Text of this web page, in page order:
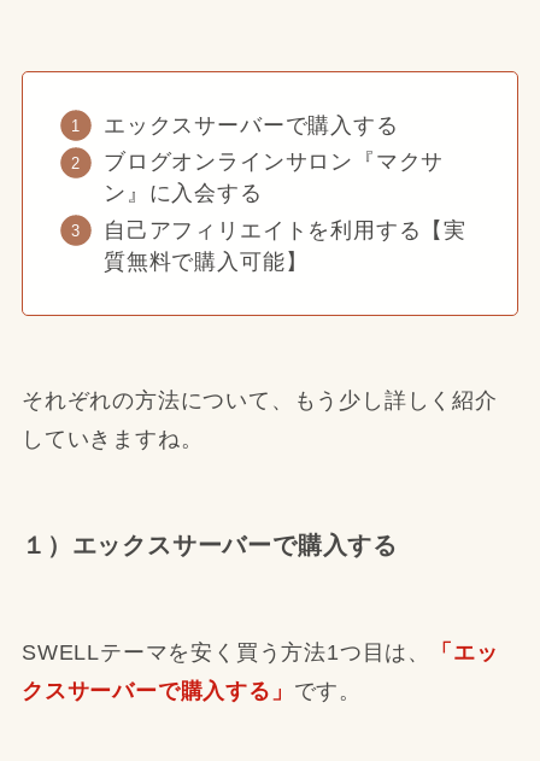
エックスサーバーで購入する
ブログオンラインサロン『マクサ
ン』に入会する
自己アフィリエイトを利用する【実
質無料で購入可能】
それぞれの方法について、もう少し詳しく紹介
していきますね。
１）エックスサーバーで購入する
SWELLテーマを安く買う方法1つ目は、
「エッ
クスサーバーで購入する」 です。